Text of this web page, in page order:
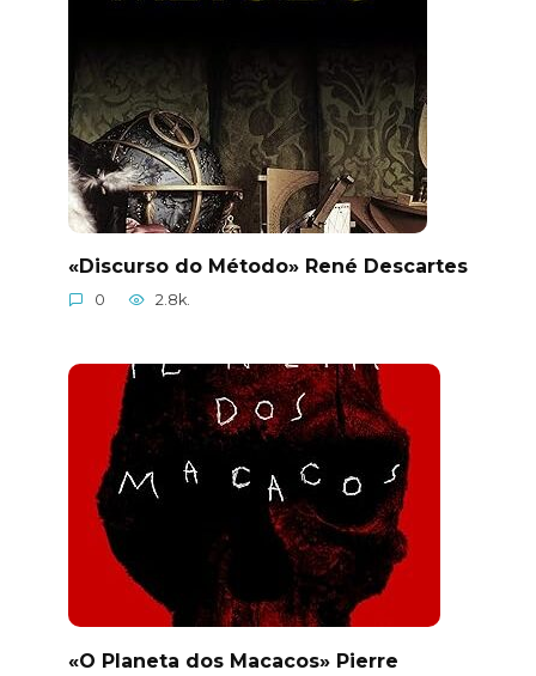
«Discurso do Método» René Descartes
0 2.8k.
«O Planeta dos Macacos» Pierre